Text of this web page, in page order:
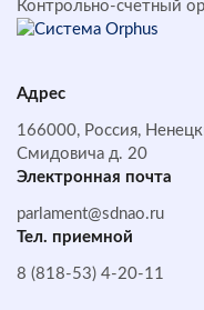
Контрольно-счетный
Адрес
166000, Россия,
Смидовича д. 20
Электронная почта
parlament@sdnao.ru
Тел. приемной
8 (818-53) 4-20-11